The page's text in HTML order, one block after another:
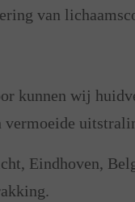
van
kunnen wij
Eindhoven,